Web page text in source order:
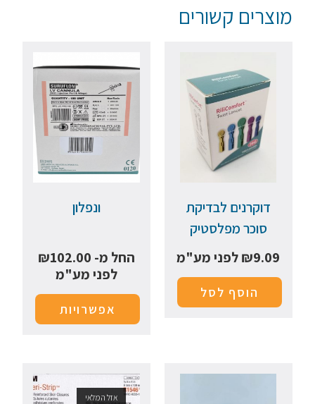
מוצרים קשורים
דוקרנים לבדיקת
סוכר מפלסטיק
₪9.09 לפני מע"מ
הוסף לסל
ונפלון
החל מ- ₪102.00
לפני מע"מ
אפשרויות
אזל המלאי